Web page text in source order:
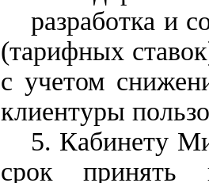
разработка и
(тарифных
с учетом
клиентуры
5. Кабинету
срок принять